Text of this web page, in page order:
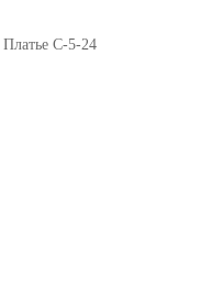
Платье С-5-24